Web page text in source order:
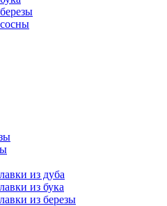
из дуба
из бука
из березы